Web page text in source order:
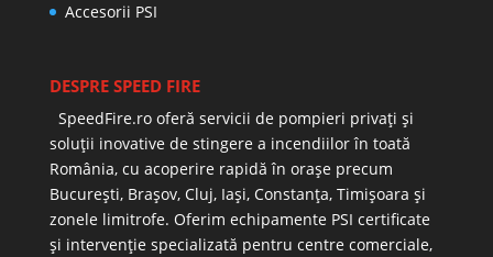
Accesorii PSI
DESPRE SPEED FIRE
SpeedFire.ro oferă servicii de pompieri privați și
soluții inovative de stingere a incendiilor în toată
România, cu acoperire rapidă în orașe precum
București, Brașov, Cluj, Iași, Constanța, Timișoara și
zonele limitrofe. Oferim echipamente PSI certificate
și intervenție specializată pentru centre comerciale,